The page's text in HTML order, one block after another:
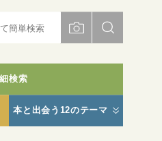
検索
本と出会う12のテーマ